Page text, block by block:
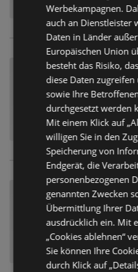
Werbekampagnen.
auch an Dienstleister
Daten in Länder
Europäischen Union
besteht das Risiko,
diese Daten
sowie Ihre
durchgesetzt werden
Mit einem Klick auf
willigen Sie in den
Speicherung von
Endgerät, die
personenbezogenen
genannten Zwecken
Übermittlung Ihrer
ausdrücklich ein. Mit
„Cookies ablehnen“
Sie können Ihre
durch Klick auf